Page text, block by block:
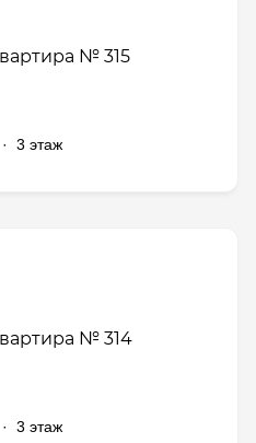
· 3 этаж
· 3 этаж